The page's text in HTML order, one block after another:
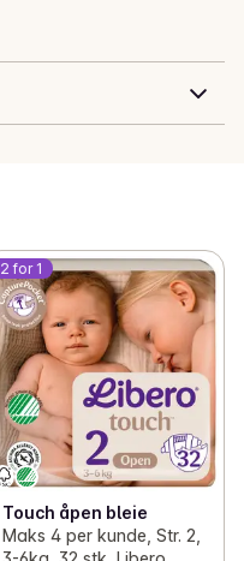
2 for 1
Touch åpen bleie
Maks 4 per kunde, Str. 2,